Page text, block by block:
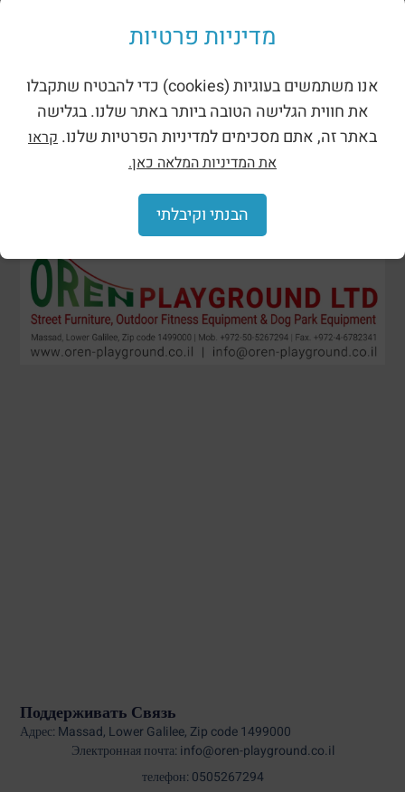
Поддерживать Связь
Адрес: Massad, Lower Galilee, Zip code 1499000
Электронная почта: info@oren-playground.co.il
телефон: 0505267294
מדיניות פרטיות
אנו משתמשים בעוגיות (cookies) כדי להבטיח שתקבלו
את חווית הגלישה הטובה ביותר באתר שלנו. בגלישה
באתר זה, אתם מסכימים למדיניות הפרטיות שלנו. קראו
את המדיניות המלאה כאן.
הבנתי וקיבלתי